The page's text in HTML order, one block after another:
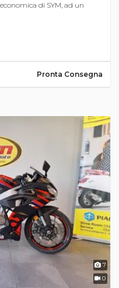
di SYM, ad un
Pronta Consegna
7
0